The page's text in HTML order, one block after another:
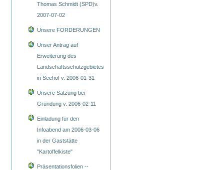
Thomas Schmidt (SPD)v.
2007-07-02
Unsere FORDERUNGEN
Unser Antrag auf
Erweiterung des
Landschaftsschutzgebietes
in Seehof v. 2006-01-31
Unsere Satzung bei
Gründung v. 2006-02-11
Einladung für den
Infoabend am 2006-03-06
in der Gaststätte
"Kartoffelkiste"
Präsentationsfolien --